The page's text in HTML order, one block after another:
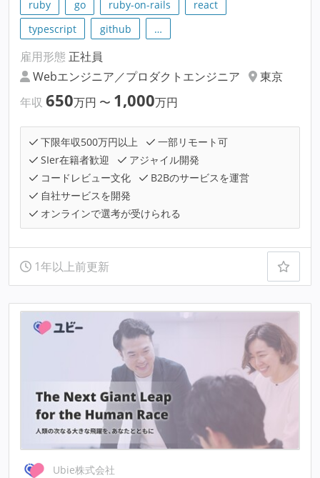
ruby go ruby-on-rails
react
typescript
github …
雇用形態 正社員
Webエンジニア／プロダクトエンジニア
東京
年収 650万円 〜 1,000万円
下限年収500万円以上
一部リモート可
SIer在籍者歓迎
アジャイル開発
コードレビュー文化
B2Bのサービスを運営
自社サービスを開発
オンラインで選考が受けられる
1年以上前更新
Ubie株式会社